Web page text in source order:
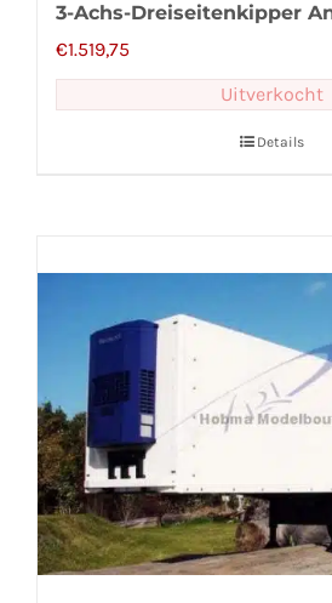
3-Achs-Dreiseitenkipper
€1.519,75
Uitverkocht
Details